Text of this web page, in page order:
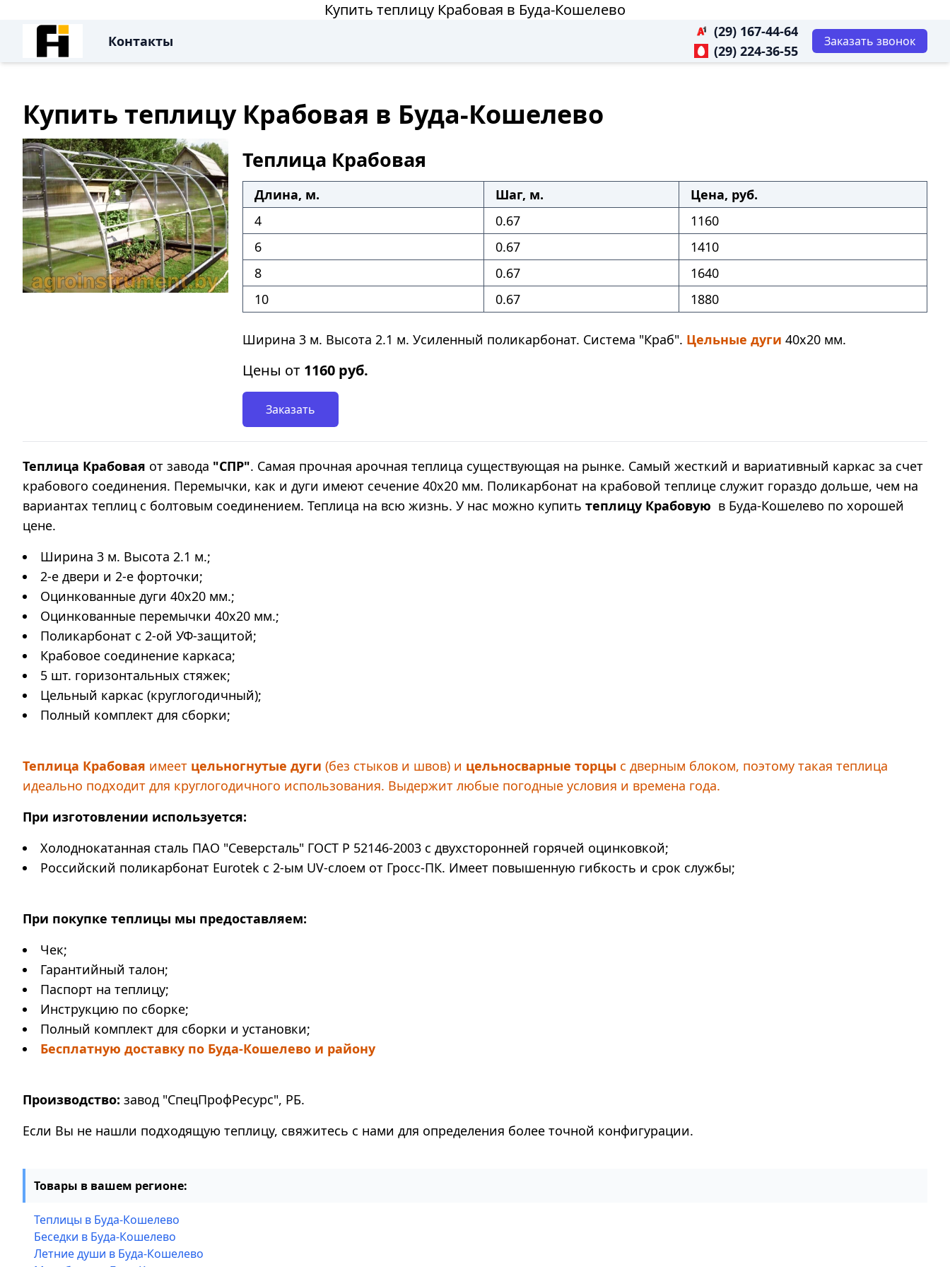
Купить теплицу Крабовая в Буда-Кошелево
Контакты
(29) 167-44-64
(29) 224-36-55
Заказать звонок
Купить теплицу Крабовая в Буда-Кошелево
Теплица Крабовая
Длина, м. Шаг, м.
Цена, руб.
4
0.67
1160
6
0.67
1410
8
0.67
1640
10
0.67 1880
Ширина 3 м. Высота 2.1 м. Усиленный поликарбонат. Система "Краб". Цельные дуги 40х20 мм.
Цены от 1160 руб.
Заказать
Теплица Крабовая от завода "СПР". Самая прочная арочная теплица существующая на рынке. Самый жесткий и вариативный каркас за счет
крабового соединения. Перемычки, как и дуги имеют сечение 40х20 мм. Поликарбонат на крабовой теплице служит гораздо дольше, чем на
вариантах теплиц с болтовым соединением. Теплица на всю жизнь. У нас можно купить теплицу Крабовую в Буда-Кошелево по хорошей
цене.
Ширина 3 м. Высота 2.1 м.;
2-е двери и 2-е форточки;
Оцинкованные дуги 40х20 мм.;
Оцинкованные перемычки 40х20 мм.;
Поликарбонат с 2-ой УФ-защитой;
Крабовое соединение каркаса;
5 шт. горизонтальных стяжек;
Цельный каркас (круглогодичный);
Полный комплект для сборки;
Теплица Крабовая имеет цельногнутые дуги (без стыков и швов) и цельносварные торцы с дверным блоком, поэтому такая теплица
идеально подходит для круглогодичного использования. Выдержит любые погодные условия и времена года.
При изготовлении используется:
Холоднокатанная сталь ПАО "Северсталь" ГОСТ Р 52146-2003 с двухсторонней горячей оцинковкой;
Российский поликарбонат Eurotek с 2-ым UV-слоем от Гросс-ПК. Имеет повышенную гибкость и срок службы;
При покупке теплицы мы предоставляем:
Чек;
Гарантийный талон;
Паспорт на теплицу;
Инструкцию по сборке;
Полный комплект для сборки и установки;
Бесплатную доставку по Буда-Кошелево и району
Производство: завод "СпецПрофРесурс", РБ.
Если Вы не нашли подходящую теплицу, свяжитесь с нами для определения более точной конфигурации.
Товары в вашем регионе:
Теплицы в Буда-Кошелево
Беседки в Буда-Кошелево
Летние души в Буда-Кошелево